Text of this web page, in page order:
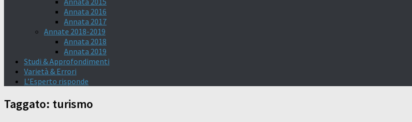
Annata 2016
Annata 2017
Annate 2018-2019
Annata 2018
Annata 2019
Studi & Approfondimenti
Varietà & Errori
L’Esperto risponde
Taggato: turismo